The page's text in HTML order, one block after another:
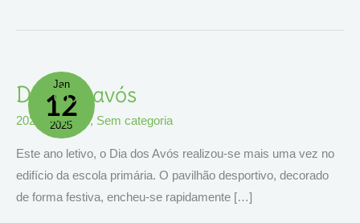
Jan
12
2025
Dia dos avós
2024 ,eventos, Sem categoria
Este ano letivo, o Dia dos Avós realizou-se mais uma vez no
edifício da escola primária. O pavilhão desportivo, decorado
de forma festiva, encheu-se rapidamente […]
Dia
Dos
Avós